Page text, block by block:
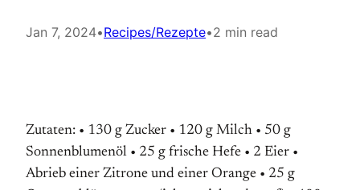
Jan 7, 2024•Recipes/Rezepte•2 min read
Zutaten: • 130 g Zucker • 120 g Milch • 50 g
Sonnenblumenöl • 25 g frische Hefe • 2 Eier •
Abrieb einer Zitrone und einer Orange • 25 g